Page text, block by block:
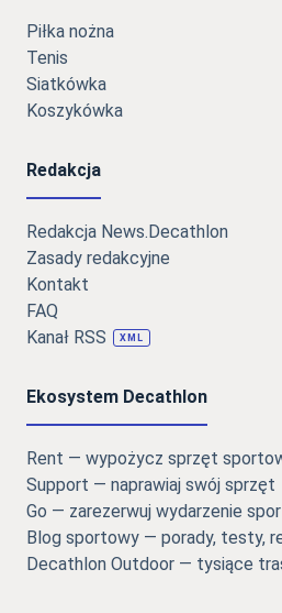
Piłka nożna
Tenis
Siatkówka
Koszykówka
Redakcja
Redakcja News.Decathlon
Zasady redakcyjne
Kontakt
FAQ
Kanał RSS
XML
Ekosystem Decathlon
Rent — wypożycz sprzęt
Support — naprawiaj swój sprzęt
Go — zarezerwuj wydarzenie
Blog sportowy — porady, testy,
Decathlon Outdoor — tysiące